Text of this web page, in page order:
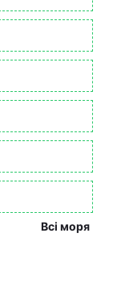
Всі моря